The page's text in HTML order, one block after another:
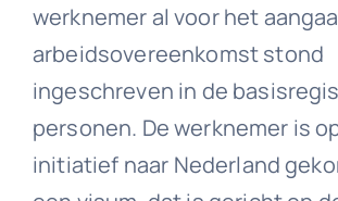
werknemer al voor het
arbeidsovereenkomst stond
ingeschreven in de
personen. De werknemer is
initiatief naar Nederland